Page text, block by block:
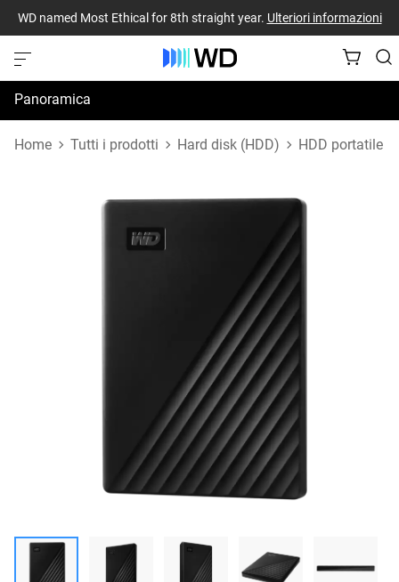
WD named Most Ethical for 8th straight year. Ulteriori informazioni
Panoramica
Specifiche
Home Tutti i prodotti Hard disk (HDD) HDD portatile